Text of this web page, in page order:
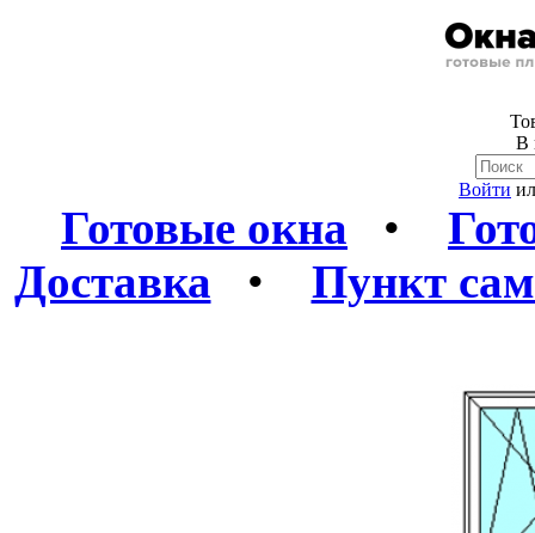
В
Войти
Готовые окна •
Доставка • Пункт